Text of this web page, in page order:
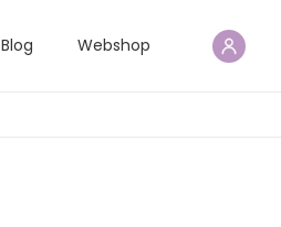
Blog Webshop